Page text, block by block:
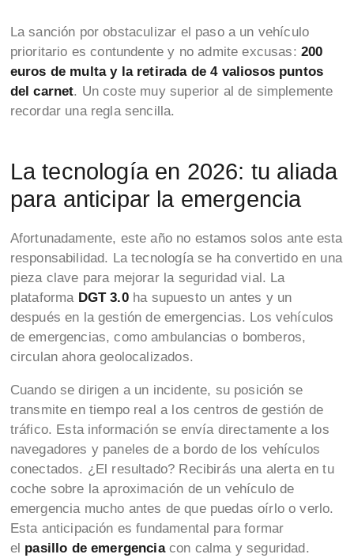
La sanción por obstaculizar el paso a un vehículo
prioritario es contundente y no admite excusas: 200
euros de multa y la retirada de 4 valiosos puntos
del carnet. Un coste muy superior al de simplemente
recordar una regla sencilla.
La tecnología en 2026: tu aliada
para anticipar la emergencia
Afortunadamente, este año no estamos solos ante esta
responsabilidad. La tecnología se ha convertido en una
pieza clave para mejorar la seguridad vial. La
plataforma DGT 3.0ha supuesto un antes y un
después en la gestión de emergencias. Los vehículos
de emergencias, como ambulancias o bomberos,
circulan ahora geolocalizados.
Cuando se dirigen a un incidente, su posición se
transmite en tiempo real a los centros de gestión de
tráfico. Esta información se envía directamente a los
navegadores y paneles de a bordo de los vehículos
conectados. ¿El resultado? Recibirás una alerta en tu
coche sobre la aproximación de un vehículo de
emergencia mucho antes de que puedas oírlo o verlo.
Esta anticipación es fundamental para formar
el pasillo de emergenciacon calma y seguridad.